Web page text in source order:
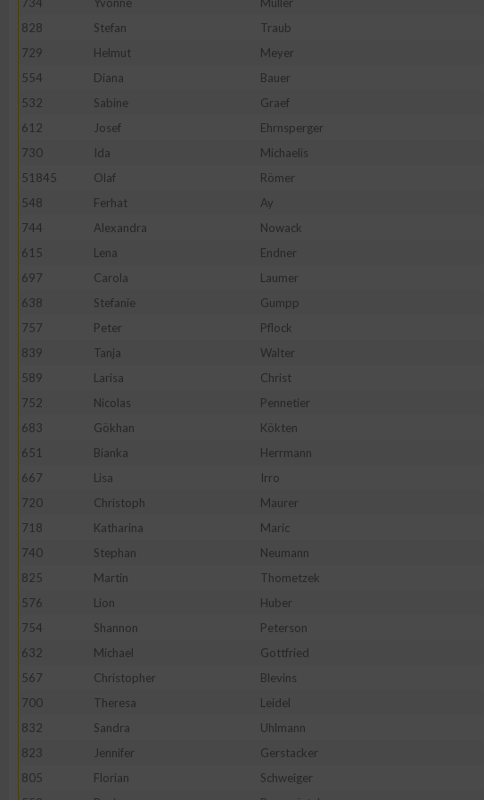
828
Stefan Traub
729
Helmut Meyer
554
Diana Bauer
532
Sabine Graef
612
Josef Ehrnsperger
730
Ida Michaelis
51845
Olaf Römer
548
Ferhat Ay
744
Alexandra Nowack
615
Lena Endner
697
Carola Laumer
638
Stefanie Gumpp
757
Peter Pflock
839
Tanja Walter
589
Larisa Christ
752
Nicolas Pennetier
683
Gökhan Kökten
651
Bianka Herrmann
667
Lisa Irro
720
Christoph Maurer
718
Katharina Maric
740
Stephan Neumann
825
Martin Thometzek
576
Lion Huber
754
Shannon Peterson
632
Michael Gottfried
567
Christopher Blevins
700
Theresa Leidel
832
Sandra Uhlmann
823
Jennifer Gerstacker
805
Florian Schweiger
Erstellung von Profilen zur Personalisierung von Inhalten
Messung der Werbeleistung
Messung der Performance von Inhalten
Analyse von Zielgruppen durch Statistiken oder Kombinationen von Daten aus
Entwicklung und Verbesserung der Angebote
IAB-Besonderheiten:
Geräte anhand von aktiv angeforderten Informationen identifizieren
Nicht-IAB-Verarbeitungszwecke:
Notwendig
Performance
Funktional